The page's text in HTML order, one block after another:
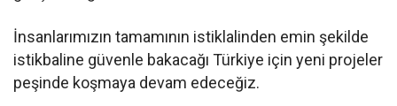
İnsanlarımızın tamamının istiklalinden emin şekilde
istikbaline güvenle bakacağı Türkiye için yeni projeler
peşinde koşmaya devam edeceğiz.